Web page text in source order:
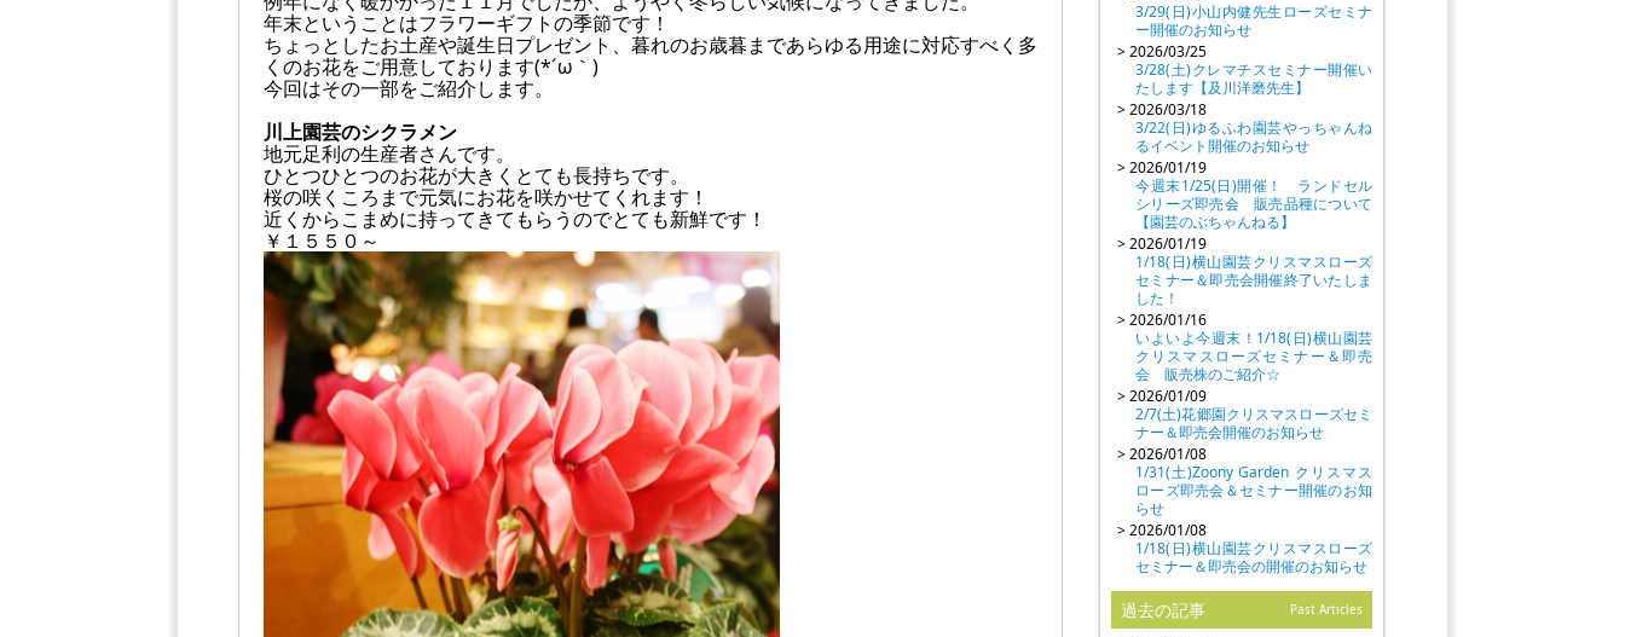
3/29(日)小山内健先生ローズセミナ
ー開催のお知らせ
> 2026/03/25
3/28(土)クレマチスセミナー開催い
たします【及川洋磨先生】
> 2026/03/18
3/22(日)ゆるふわ園芸やっちゃんね
るイベント開催のお知らせ
> 2026/01/19
今週末1/25(日)開催！ ランドセル
シリーズ即売会 販売品種について
【園芸のぶちゃんねる】
> 2026/01/19
1/18(日)横山園芸クリスマスローズ
セミナー＆即売会開催終了いたしま
した！
> 2026/01/16
いよいよ今週末！1/18(日)横山園芸
クリスマスローズセミナー＆即売
会 販売株のご紹介☆
> 2026/01/09
2/7(土)花郷園クリスマスローズセミ
ナー＆即売会開催のお知らせ
> 2026/01/08
1/31(土)Zoony Garden クリスマス
ローズ即売会＆セミナー開催のお知
らせ
> 2026/01/08
1/18(日)横山園芸クリスマスローズ
セミナー＆即売会の開催のお知らせ
Past Articles
過去の記事
年末ということはフラワーギフトの季節です！
ちょっとしたお土産や誕生日プレゼント、暮れのお歳暮まであらゆる用途に対応すべく多
くのお花をご用意しております(*´ω｀)
今回はその一部をご紹介します。
川上園芸のシクラメン
地元足利の生産者さんです。
ひとつひとつのお花が大きくとても長持ちです。
桜の咲くころまで元気にお花を咲かせてくれます！
近くからこまめに持ってきてもらうのでとても新鮮です！
￥１５５０～